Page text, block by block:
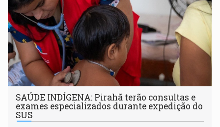
SAÚDE INDÍGENA: Pirahã terão consultas e
exames especializados durante expedição do
SUS